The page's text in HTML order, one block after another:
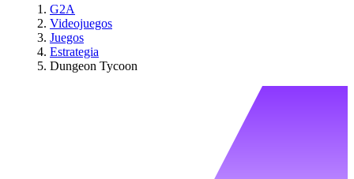
G2A
Videojuegos
Juegos
Estrategia
Dungeon Tycoon